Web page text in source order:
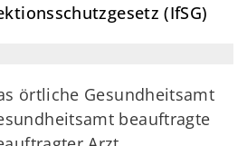
(IfSG)
örtliche Gesundheitsamt
beauftragte